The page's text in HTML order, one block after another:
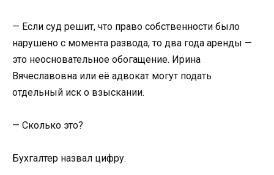
— Если суд решит, что право собственности было
нарушено с момента развода, то два года аренды —
это неосновательное обогащение. Ирина
Вячеславовна или её адвокат могут подать
отдельный иск о взыскании.
— Сколько это?
Бухгалтер назвал цифру.